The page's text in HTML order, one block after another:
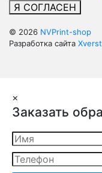
Я СОГЛАСЕН
© 2026 NVPrint-shop
Разработка сайта Xverst
×
Заказать